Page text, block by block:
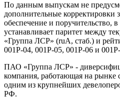
По данным выпускам не
дополнительные корректировки
обеспечение и поручительство, в
устанавливает паритет между
«Группа ЛСР» (ruA, стаб.) и
001P-04, 001P-05, 001P-06 и
ПАО «Группа ЛСР» -
компания, работающая на рынке
одним из крупнейших
РФ.